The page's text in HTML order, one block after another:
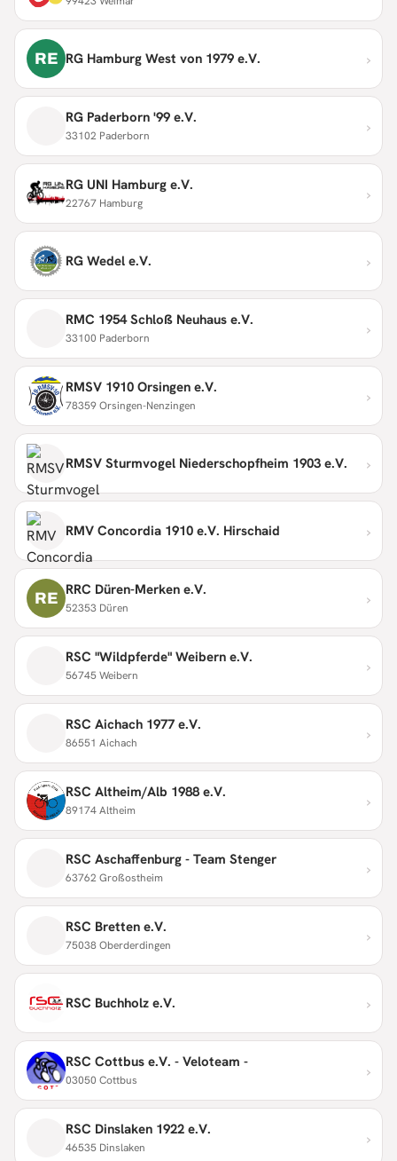
RE RG Hamburg West von 1979 e.V. ›
RG Paderborn '99 e.V.
33102 Paderborn ›
RG UNI Hamburg e.V.
22767 Hamburg ›
RG Wedel e.V. ›
RMC 1954 Schloß Neuhaus e.V.
33100 Paderborn ›
RMSV 1910 Orsingen e.V.
78359 Orsingen-Nenzingen ›
RMSV Sturmvogel Niederschopfheim 1903 e.V. ›
RMV Concordia 1910 e.V. Hirschaid ›
RE RRC Düren-Merken e.V.
52353 Düren ›
RSC "Wildpferde" Weibern e.V.
56745 Weibern ›
RSC Aichach 1977 e.V.
86551 Aichach ›
RSC Altheim/Alb 1988 e.V.
89174 Altheim ›
RSC Aschaffenburg - Team Stenger
63762 Großostheim ›
RSC Bretten e.V.
75038 Oberderdingen ›
RSC Buchholz e.V. ›
RSC Cottbus e.V. - Veloteam -
03050 Cottbus ›
RSC Dinslaken 1922 e.V.
46535 Dinslaken ›